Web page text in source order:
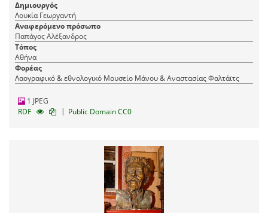
Δημιουργός
Λουκία Γεωργαντή
Αναφερόμενο πρόσωπο
Παπάγος Αλέξανδρος
Τόπος
Αθήνα
Φορέας
Λαογραφικό & εθνολογικό Μουσείο Μάνου & Αναστασίας Φαλτάϊτς
1 JPEG
RDF
| Public Domain CC0